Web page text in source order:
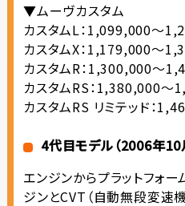
▼ムーヴカスタム
カスタムL：1,099,000～
カスタムX：1,179,000～
カスタムR：1,300,000～
カスタムRS：1,380,000～
カスタムRS リミテッド：
4代目モデル（2006年10
エンジンからプラットフォ
ジンとCVT（自動無段変速